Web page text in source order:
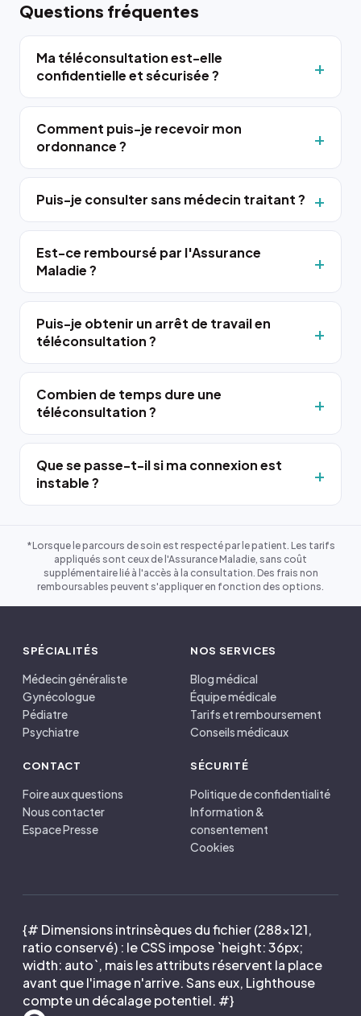
Questions fréquentes
Ma téléconsultation est-elle
confidentielle et sécurisée ?
Comment puis-je recevoir mon
ordonnance ?
Puis-je consulter sans médecin traitant ?
Est-ce remboursé par l'Assurance
Maladie ?
Puis-je obtenir un arrêt de travail en
téléconsultation ?
Combien de temps dure une
téléconsultation ?
Que se passe-t-il si ma connexion est
instable ?
*Lorsque le parcours de soin est respecté par le patient. Les tarifs
appliqués sont ceux de l'Assurance Maladie, sans coût
supplémentaire lié à l'accès à la consultation. Des frais non
remboursables peuvent s'appliquer en fonction des options.
SPÉCIALITÉS
Médecin généraliste
Gynécologue
Pédiatre
Psychiatre
NOS SERVICES
Blog médical
Équipe médicale
Tarifs et remboursement
Conseils médicaux
CONTACT
Foire aux questions
Nous contacter
Espace Presse
SÉCURITÉ
Politique de confidentialité
Information &
consentement
Cookies
{# Dimensions intrinsèques du fichier (288×121,
ratio conservé) : le CSS impose `height: 36px;
width: auto`, mais les attributs réservent la place
avant que l'image n'arrive. Sans eux, Lighthouse
compte un décalage potentiel. #}